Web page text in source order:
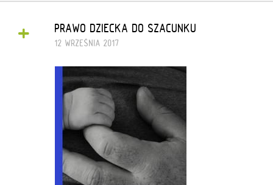
+ PRAWO DZIECKA DO SZACUNKU
12 WRZEŚNIA 2017